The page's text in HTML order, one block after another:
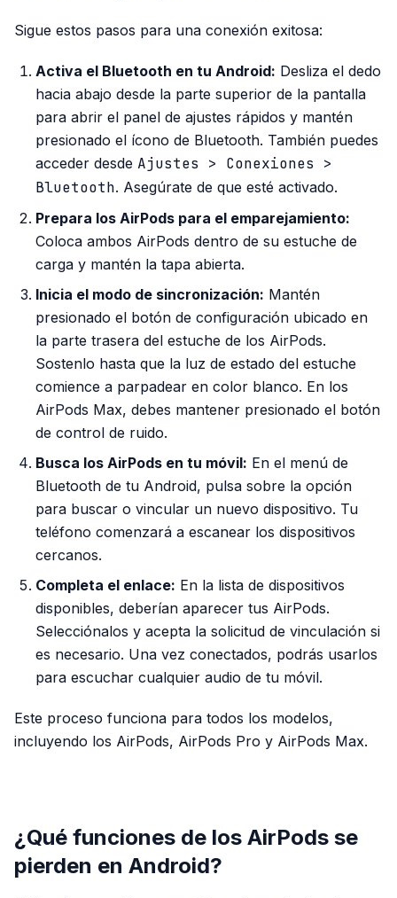
Sigue estos pasos para una conexión exitosa:
Activa el Bluetooth en tu Android: Desliza el dedo
hacia abajo desde la parte superior de la pantalla
para abrir el panel de ajustes rápidos y mantén
presionado el ícono de Bluetooth. También puedes
acceder desde Ajustes > Conexiones >
Bluetooth. Asegúrate de que esté activado.
Prepara los AirPods para el emparejamiento:
Coloca ambos AirPods dentro de su estuche de
carga y mantén la tapa abierta.
Inicia el modo de sincronización: Mantén
presionado el botón de configuración ubicado en
la parte trasera del estuche de los AirPods.
Sostenlo hasta que la luz de estado del estuche
comience a parpadear en color blanco. En los
AirPods Max, debes mantener presionado el botón
de control de ruido.
Busca los AirPods en tu móvil: En el menú de
Bluetooth de tu Android, pulsa sobre la opción
para buscar o vincular un nuevo dispositivo. Tu
teléfono comenzará a escanear los dispositivos
cercanos.
Completa el enlace: En la lista de dispositivos
disponibles, deberían aparecer tus AirPods.
Selecciónalos y acepta la solicitud de vinculación si
es necesario. Una vez conectados, podrás usarlos
para escuchar cualquier audio de tu móvil.
Este proceso funciona para todos los modelos,
incluyendo los AirPods, AirPods Pro y AirPods Max.
¿Qué funciones de los AirPods se
pierden en Android?